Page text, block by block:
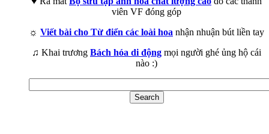
viên VF đóng góp
☼ Viết bài cho Từ điển các loài hoa nhận nhuận bút liền tay
♫ Khai trương Bách hóa di động mọi người ghé ủng hộ cái
nào :)